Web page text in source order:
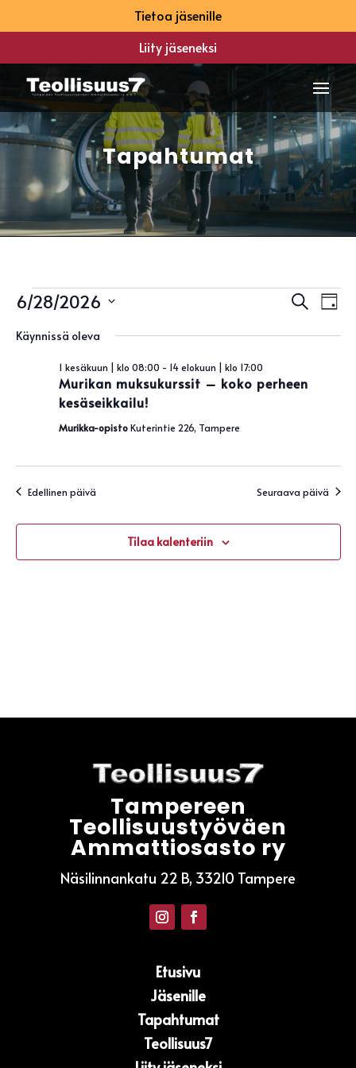
Tietoa jäsenille
Liity jäseneksi
Tapahtumat
Tapahtumat
for
28
kesäkuun,
2026
Etsi
aja
Etsi Päivä
6/28/2026
päivä.
Käynnissä oleva
Murikan muksukurssit – koko perheen
kesäseikkailu!
1 kesäkuun | klo 08:00 - 14 elokuun | klo 17:00
Murikka-opistoKuterintie 226, Tampere
Edellinen päivä Seuraava päivä
Tilaa kalenteriin
Tampereen
Teollisuustyöväen
Ammattiosasto ry
Näsilinnankatu 22 B, 33210 Tampere
Etusivu
Jäsenille
Tapahtumat
Teollisuus7